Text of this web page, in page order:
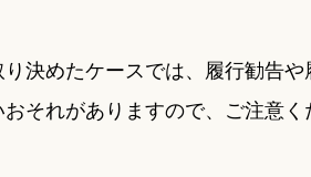
決めたケースでは、履行勧告
それがありますので、ご注意く